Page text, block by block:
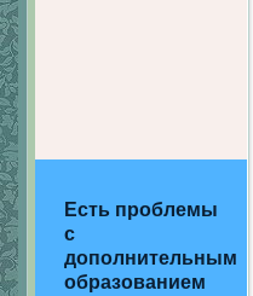
Есть проблемы
с
дополнительным
образованием